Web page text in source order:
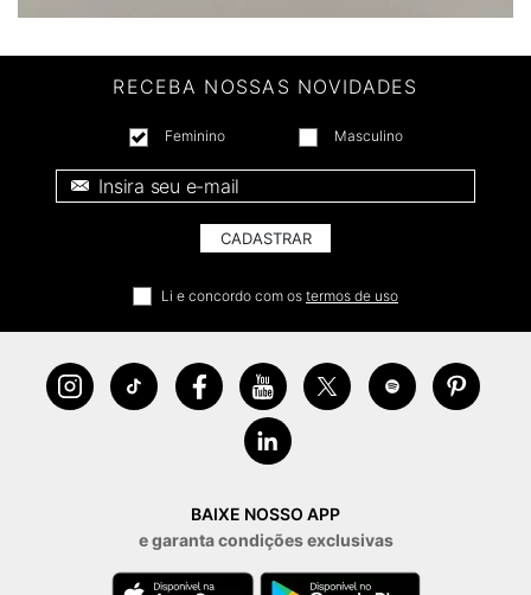
RECEBA NOSSAS NOVIDADES
Feminino Masculino
CADASTRAR
Li e concordo com os termos de uso
BAIXE NOSSO APP
e garanta condições exclusivas